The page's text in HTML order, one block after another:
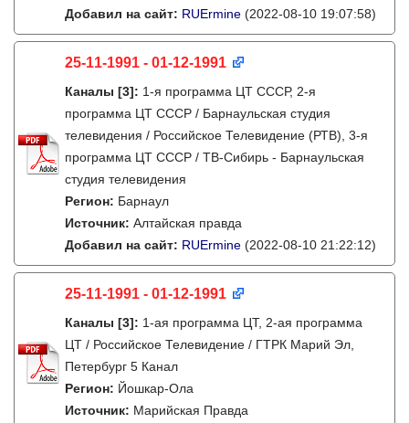
Добавил на сайт: RUErmine (2022-08-10 19:07:58)
25-11-1991 - 01-12-1991
Каналы [3]: 1-я программа ЦТ СССР, 2-я
программа ЦТ СССР / Барнаульская студия
телевидения / Российское Телевидение (РТВ), 3-я
программа ЦТ СССР / ТВ-Сибирь - Барнаульская
студия телевидения
Регион: Барнаул
Источник: Алтайская правда
Добавил на сайт: RUErmine (2022-08-10 21:22:12)
25-11-1991 - 01-12-1991
Каналы [3]: 1-ая программа ЦТ, 2-ая программа
ЦТ / Российское Телевидение / ГТРК Марий Эл,
Петербург 5 Канал
Регион: Йошкар-Ола
Источник: Марийская Правда